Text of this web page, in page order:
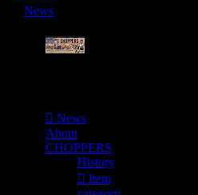
News
News
About
CHOPPERS
History
Item